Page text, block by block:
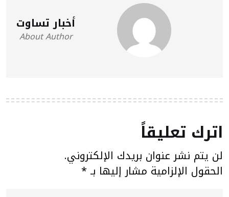
أخبار تساوت
About Author
اترك تعليقاً
لن يتم نشر عنوان بريدك الإلكتروني.
الحقول الإلزامية مشار إليها بـ *